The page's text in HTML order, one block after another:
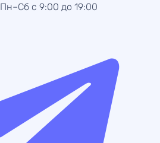
Пн–Сб с 9:00 до 19:00